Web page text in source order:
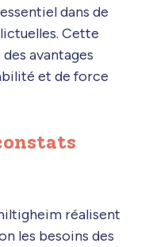
dans de
Cette
avantages
et de force
réalisent
les besoins des